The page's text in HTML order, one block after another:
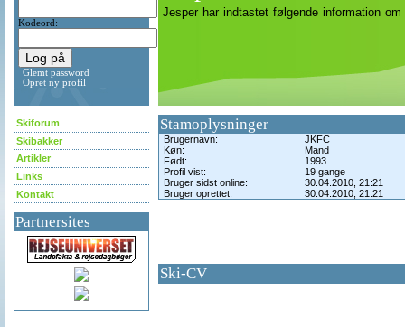
Kodeord:
Glemt password
Opret ny profil
Skiforum
Skibakker
Artikler
Links
Kontakt
Partnersites
Jesper har indtastet følgende information
Stamoplysninger
Brugernavn:
JKFC
Køn:
Mand
Født:
1993
Profil vist:
19 gange
Bruger sidst online:
30.04.2010, 21:21
Bruger oprettet:
30.04.2010, 21:21
Ski-CV